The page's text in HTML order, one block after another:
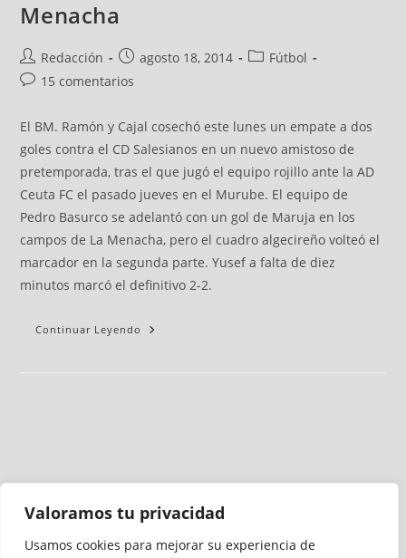
Valoramos tu privacidad
Usamos cookies para mejorar su experiencia de
Menacha
Redacción agosto 18, 2014
Fútbol
15 comentarios
El BM. Ramón y Cajal cosechó este lunes un empate a dos
goles contra el CD Salesianos en un nuevo amistoso de
pretemporada, tras el que jugó el equipo rojillo ante la AD
Ceuta FC el pasado jueves en el Murube. El equipo de
Pedro Basurco se adelantó con un gol de Maruja en los
campos de La Menacha, pero el cuadro algecireño volteó el
marcador en la segunda parte. Yusef a falta de diez
minutos marcó el definitivo 2-2.
Continuar Leyendo